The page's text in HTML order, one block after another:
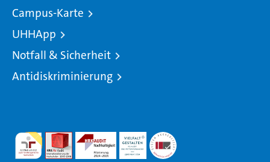
Campus-Karte
UHHApp
Notfall & Sicherheit
Antidiskriminierung